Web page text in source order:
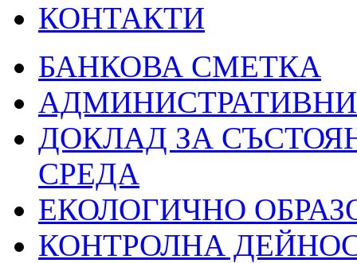
КОНТАКТИ
БАНКОВА СМЕТКА
ДОКЛАД ЗА
СРЕДА
ЕКОЛОГИЧНО
КОНТРОЛНА